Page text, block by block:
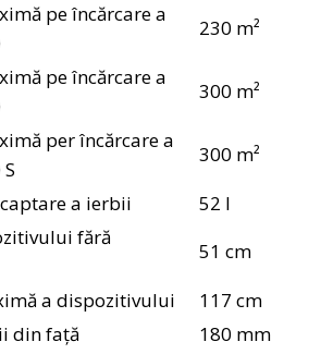
pe încărcare a
230 m²
pe încărcare a
300 m²
per încărcare a
300 m²
a ierbii
52 l
fără
51 cm
a dispozitivului
117 cm
din față
180 mm